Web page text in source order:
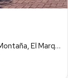
Ciudad Maderas Montaña, Ciudad Maderas Montaña, El Marqués